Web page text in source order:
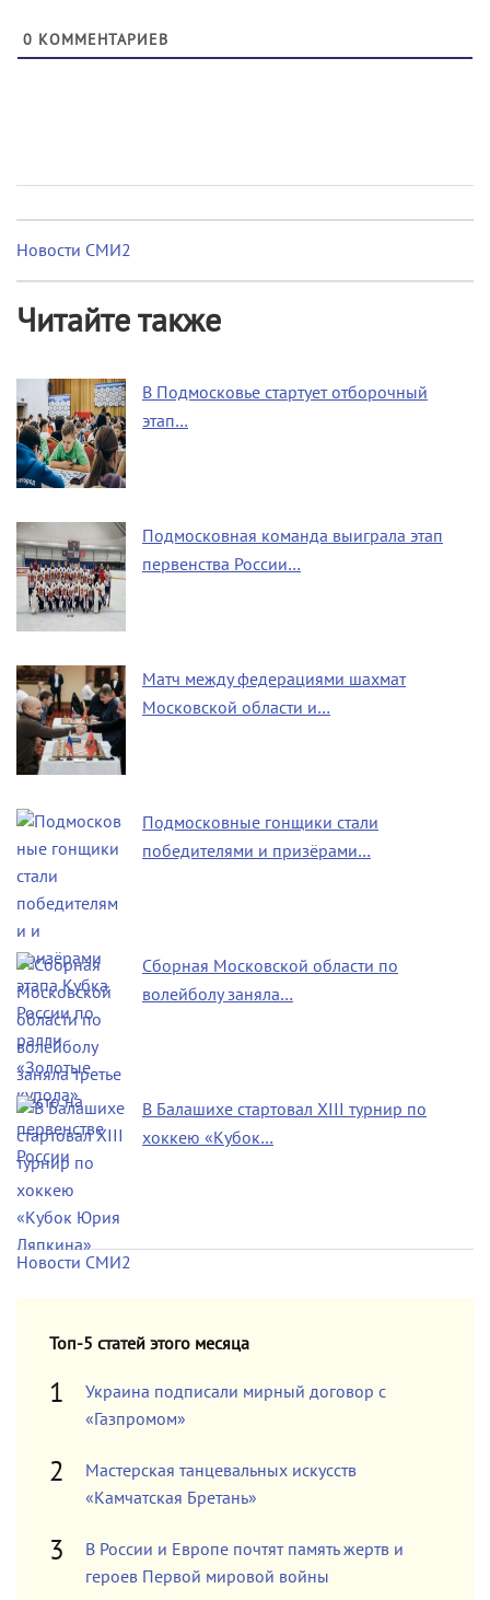
0 КОММЕНТАРИЕВ
Новости СМИ2
Читайте также
В Подмосковье стартует отборочный
этап…
Подмосковная команда выиграла этап
первенства России…
Матч между федерациями шахмат
Московской области и…
Подмосковные гонщики стали
победителями и призёрами…
Сборная Московской области по
волейболу заняла…
В Балашихе стартовал XIII турнир по
хоккею «Кубок…
Новости СМИ2
Топ-5 статей этого месяца
Украина подписали мирный договор с
«Газпромом»
Мастерская танцевальных искусств
«Камчатская Бретань»
В России и Европе почтят память жертв и
героев Первой мировой войны